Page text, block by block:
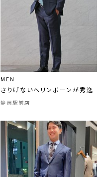
MEN
さりげないヘリンボーンが秀逸
静岡駅前店